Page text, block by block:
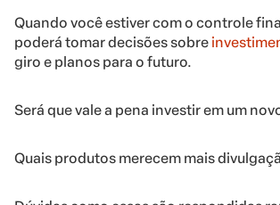
Quando você estiver com o controle
poderá tomar decisões sobre
giro e planos para o futuro.
Será que vale a pena investir em um
Quais produtos merecem mais